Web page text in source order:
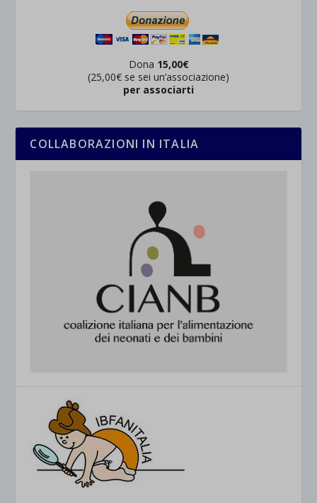
Dona 15,00€
(25,00€ se sei un’associazione)
per associarti
COLLABORAZIONI IN ITALIA